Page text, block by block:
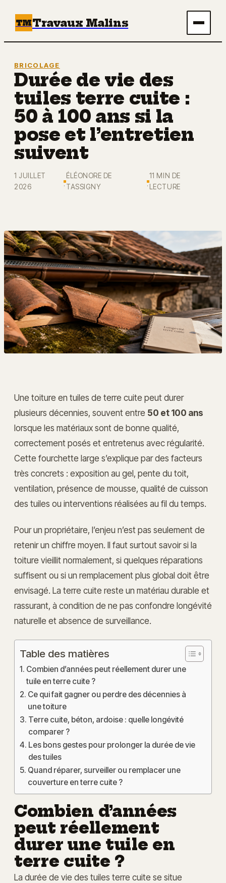
TMTravaux Malins
Bricolage
Écologie & Énergie
BRICOLAGE
Durée de vie des
tuiles terre cuite :
50 à 100 ans si la
pose et l’entretien
suivent
1 JUILLET
2026
·
ÉLÉONORE DE
TASSIGNY
·
11 MIN DE
LECTURE
Une toiture en tuiles de terre cuite peut durer
plusieurs décennies, souvent entre 50 et 100 ans
lorsque les matériaux sont de bonne qualité,
correctement posés et entretenus avec régularité.
Cette fourchette large s’explique par des facteurs
très concrets : exposition au gel, pente du toit,
ventilation, présence de mousse, qualité de cuisson
des tuiles ou interventions réalisées au fil du temps.
Pour un propriétaire, l’enjeu n’est pas seulement de
retenir un chiffre moyen. Il faut surtout savoir si la
toiture vieillit normalement, si quelques réparations
suffisent ou si un remplacement plus global doit être
envisagé. La terre cuite reste un matériau durable et
rassurant, à condition de ne pas confondre longévité
naturelle et absence de surveillance.
Table des matières
Combien d’années peut réellement durer une
tuile en terre cuite ?
Ce qui fait gagner ou perdre des décennies à
une toiture
Terre cuite, béton, ardoise : quelle longévité
comparer ?
Les bons gestes pour prolonger la durée de vie
des tuiles
Quand réparer, surveiller ou remplacer une
couverture en terre cuite ?
Combien d’années
peut réellement
durer une tuile en
terre cuite ?
La durée de vie des tuiles terre cuite se situe